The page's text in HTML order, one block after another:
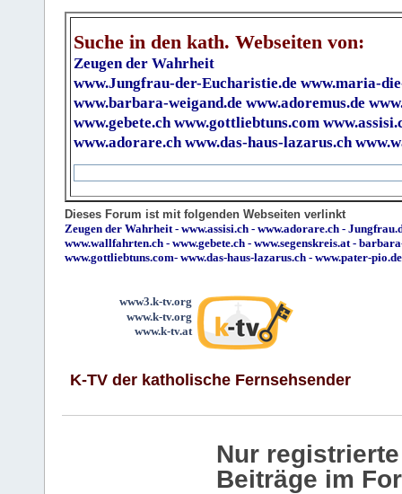
Suche in den kath. Webseiten von:
Zeugen der Wahrheit
www.Jungfrau-der-Eucharistie.de www.maria-
www.barbara-weigand.de www.adoremus.de
www.gebete.ch www.gottliebtuns.com
www.adorare.ch www.das-haus-lazarus.ch
Dieses Forum ist mit folgenden Webseiten verlinkt
Zeugen der Wahrheit - www.assisi.ch - www.adorare.ch -
www.wallfahrten.ch - www.gebete.ch - www.segenskreis.at -
www.gottliebtuns.com- www.das-haus-lazarus.ch - www.pater-pio.de
www3.k-tv.org
www.k-tv.org
www.k-tv.at
K-TV der katholische Fernsehsender
Nur
Beiträge im